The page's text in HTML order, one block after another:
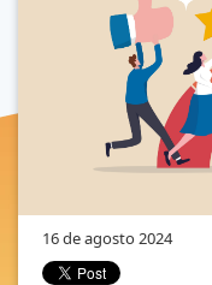
16 de agosto 2024